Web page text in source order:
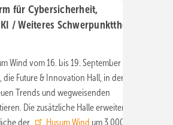
für Cybersicherheit,
/ Weiteres Schwerpunktthema ist
Wind vom 16. bis 19. September 2025 wird
Future & Innovation Hall, in der
Trends und wegweisenden
Die zusätzliche Halle erweitert die
der
Husum Wind um 3.000 m².